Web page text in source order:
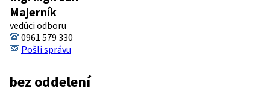
Majerník
vedúci odboru
0961 579 330
Pošli správu
bez oddelení